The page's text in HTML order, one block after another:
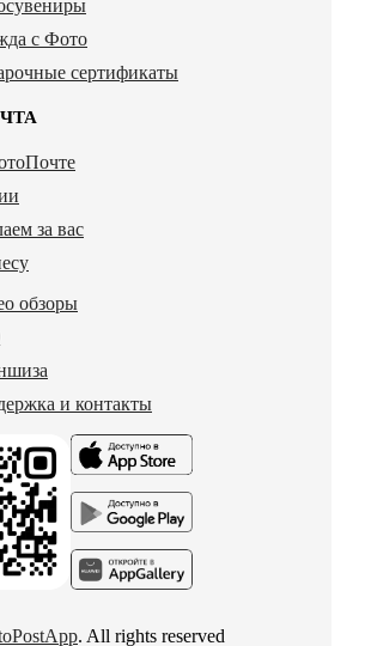
с Фото
сертификаты
за вас
обзоры
и контакты
. All rights reserved